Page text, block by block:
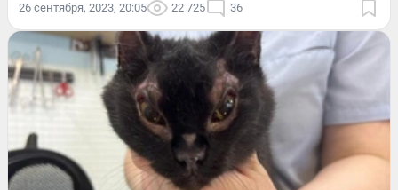
26 сентября, 2023, 20:05 22 725 36